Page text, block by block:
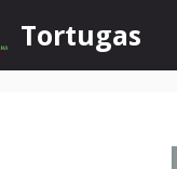
Tortugas